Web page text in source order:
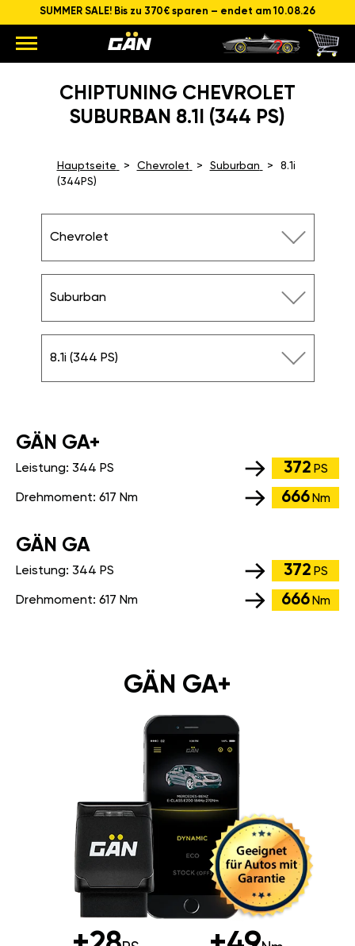
SUMMER SALE! Bis zu 370€ sparen – endet am 10.08.26
CHIPTUNING CHEVROLET
SUBURBAN 8.1I (344 PS)
Hauptseite Chevrolet Suburban
8.1i
(344PS)
Chevrolet
Suburban
8.1i (344 PS)
GÄN GA+
Leistung: 344 PS 372 PS
Drehmoment: 617 Nm 666 Nm
GÄN GA
Leistung: 344 PS 372 PS
Drehmoment: 617 Nm 666 Nm
GÄN GA+